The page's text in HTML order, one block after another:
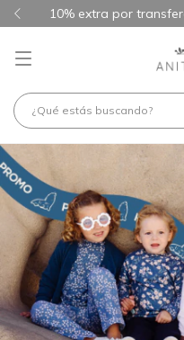
10% extra por